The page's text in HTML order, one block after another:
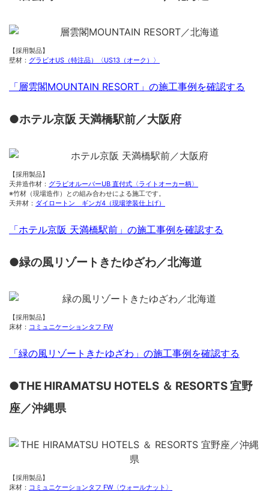
【採用製品】
壁材： グラビオUS（特注品）〈US13（オーク）〉
「層雲閣MOUNTAIN RESORT」の施工事例を確認する
●ホテル京阪 天満橋駅前／大阪府
【採用製品】
天井造作材： グラビオルーバーUB 直付式〈ライトオーカー柄〉
※竹材（現場造作）との組み合わせによる施工です。
天井材： ダイロートン ギンガ4（現場塗装仕上げ）
「ホテル京阪 天満橋駅前」の施工事例を確認する
●緑の風リゾートきたゆざわ／北海道
【採用製品】
床材： コミュニケーションタフ FW
「緑の風リゾートきたゆざわ」の施工事例を確認する
●THE HIRAMATSU HOTELS ＆ RESORTS 宜野
座／沖縄県
【採用製品】
床材： コミュニケーションタフ FW〈ウォールナット〉